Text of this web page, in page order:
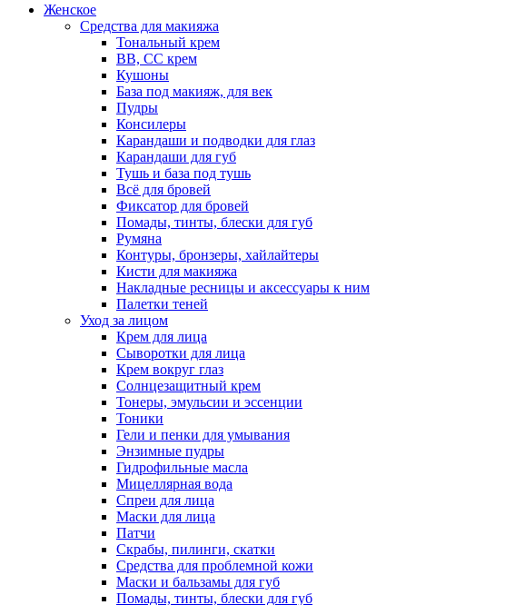
Женское
Средства для макияжа
Тональный крем
BB, CC крем
Кушоны
База под макияж, для век
Пудры
Консилеры
Карандаши и подводки для глаз
Карандаши для губ
Тушь и база под тушь
Всё для бровей
Фиксатор для бровей
Помады, тинты, блески для губ
Румяна
Контуры, бронзеры, хайлайтеры
Кисти для макияжа
Накладные ресницы и аксессуары к ним
Палетки теней
Уход за лицом
Крем для лица
Сыворотки для лица
Крем вокруг глаз
Солнцезащитный крем
Тонеры, эмульсии и эссенции
Тоники
Гели и пенки для умывания
Энзимные пудры
Гидрофильные масла
Мицеллярная вода
Спреи для лица
Маски для лица
Патчи
Скрабы, пилинги, скатки
Средства для проблемной кожи
Маски и бальзамы для губ
Помады, тинты, блески для губ